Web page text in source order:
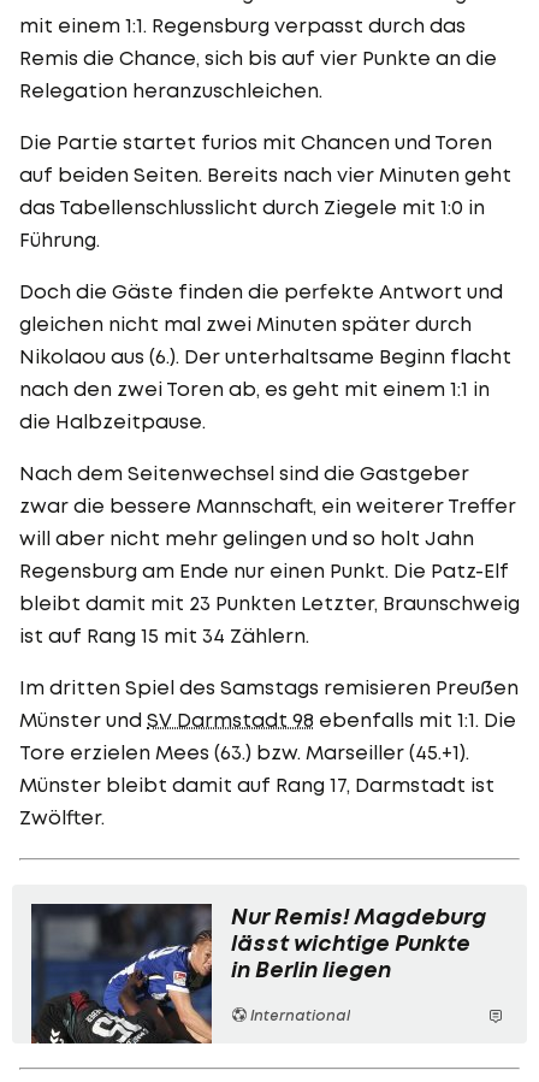
mit einem 1:1. Regensburg verpasst durch das
Remis die Chance, sich bis auf vier Punkte an die
Relegation heranzuschleichen.
Die Partie startet furios mit Chancen und Toren
auf beiden Seiten. Bereits nach vier Minuten geht
das Tabellenschlusslicht durch Ziegele mit 1:0 in
Führung.
Doch die Gäste finden die perfekte Antwort und
gleichen nicht mal zwei Minuten später durch
Nikolaou aus (6.). Der unterhaltsame Beginn flacht
nach den zwei Toren ab, es geht mit einem 1:1 in
die Halbzeitpause.
Nach dem Seitenwechsel sind die Gastgeber
zwar die bessere Mannschaft, ein weiterer Treffer
will aber nicht mehr gelingen und so holt Jahn
Regensburg am Ende nur einen Punkt. Die Patz-Elf
bleibt damit mit 23 Punkten Letzter, Braunschweig
ist auf Rang 15 mit 34 Zählern.
Im dritten Spiel des Samstags remisieren Preußen
Münster und SV Darmstadt 98 ebenfalls mit 1:1. Die
Tore erzielen Mees (63.) bzw. Marseiller (45.+1).
Münster bleibt damit auf Rang 17, Darmstadt ist
Zwölfter.
Nur Remis! Magdeburg
lässt wichtige Punkte
in Berlin liegen
International